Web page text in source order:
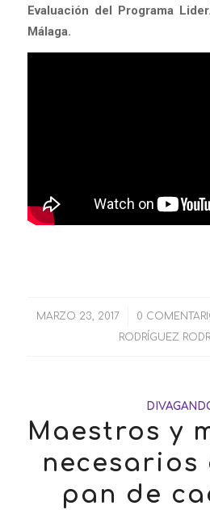
Evaluación del Programa
Málaga.
MARZO 23, 2017 0 /
RODRÍGUEZ
Maestros y
necesarios
pan de